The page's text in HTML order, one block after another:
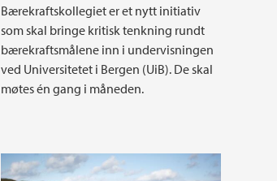
Bærekraftskollegiet er et nytt initiativ
som skal bringe kritisk tenkning rundt
bærekraftsmålene inn i undervisningen
ved Universitetet i Bergen (UiB). De skal
møtes én gang i måneden.